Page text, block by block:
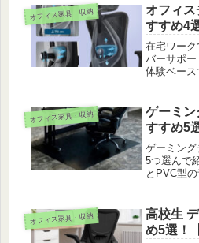
た。
オフィス家具・収納
オフィ
すすめ4
在宅ワー
バーサポ
体験ベース
オフィス家具・収納
ゲーミ
すすめ5
ゲーミン
5つ選んで
とPVC型
まとめま
オフィス家具・収納
高校生
め5選！